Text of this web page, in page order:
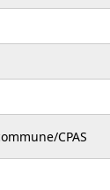
CPAS